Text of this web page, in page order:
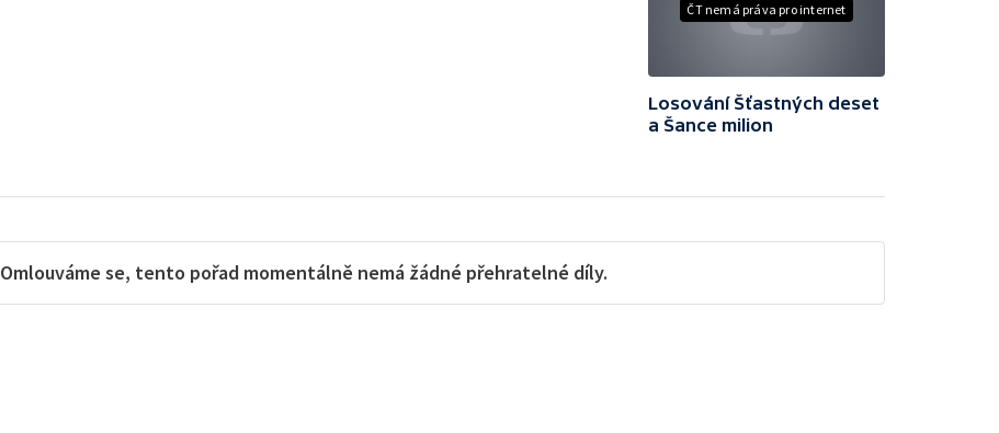
ČT nemá práva pro internet
Losování Šťastných deset
a Šance milion
Omlouváme se, tento pořad momentálně nemá žádné přehratelné díly.